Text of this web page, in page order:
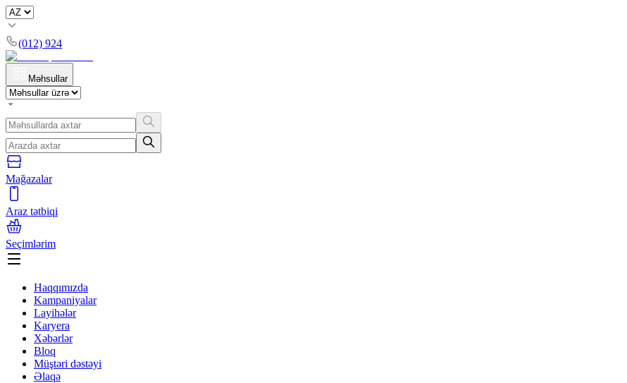
(012) 924
Məhsullar
Mağazalar
Araz tətbiqi
Seçimlərim
Haqqımızda
Kampaniyalar
Layihələr
Karyera
Xəbərlər
Bloq
Müştəri dəstəyi
Əlaqə